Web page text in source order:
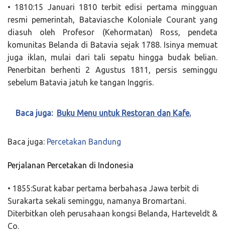
• 1810:15 Januari 1810 terbit edisi pertama mingguan
resmi pemerintah, Bataviasche Koloniale Courant yang
diasuh oleh Profesor (Kehormatan) Ross, pendeta
komunitas Belanda di Batavia sejak 1788. Isinya memuat
juga iklan, mulai dari tali sepatu hingga budak belian.
Penerbitan berhenti 2 Agustus 1811, persis seminggu
sebelum Batavia jatuh ke tangan Inggris.
Baca juga: Buku Menu untuk Restoran dan Kafe.
Baca juga: Percetakan Bandung
Perjalanan Percetakan di Indonesia
• 1855:Surat kabar pertama berbahasa Jawa terbit di
Surakarta sekali seminggu, namanya Bromartani.
Diterbitkan oleh perusahaan kongsi Belanda, Harteveldt &
Co.